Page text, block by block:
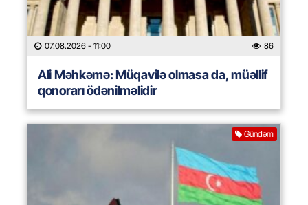
07.08.2026 - 11:00 86
Ali Məhkəmə: Müqavilə olmasa da, müəllif
qonorarı ödənilməlidir
Gündəm